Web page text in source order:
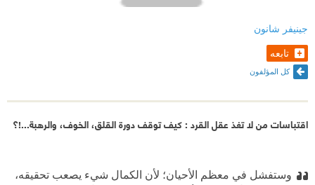
جينيفر شانون
تابعه
كل المؤلفون
اقتباسات من لا تغذ عقل القرد : كيف توقف دورة القلق، الخوف، والرهبة...!؟
وستفشل في معظم الأحيان؛ لأن الكمال شيء يصعب تحقيقه،